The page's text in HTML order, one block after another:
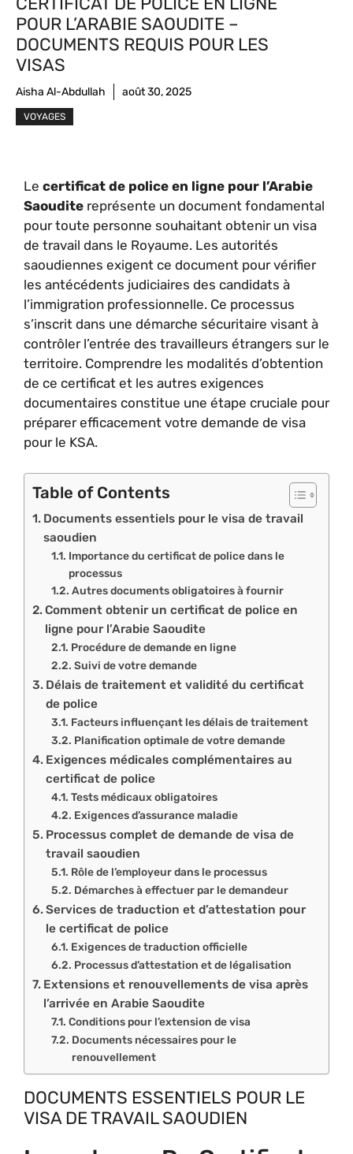
POUR L’ARABIE SAOUDITE –
DOCUMENTS REQUIS POUR LES
VISAS
Aisha Al-Abdullah août 30, 2025
VOYAGES
Le certificat de police en ligne pour l’Arabie
Saoudite représente un document fondamental
pour toute personne souhaitant obtenir un visa
de travail dans le Royaume. Les autorités
saoudiennes exigent ce document pour vérifier
les antécédents judiciaires des candidats à
l’immigration professionnelle. Ce processus
s’inscrit dans une démarche sécuritaire visant à
contrôler l’entrée des travailleurs étrangers sur le
territoire. Comprendre les modalités d’obtention
de ce certificat et les autres exigences
documentaires constitue une étape cruciale pour
préparer efficacement votre demande de visa
pour le KSA.
Table of Contents
Documents essentiels pour le visa de travail
saoudien
Importance du certificat de police dans le
processus
Autres documents obligatoires à fournir
Comment obtenir un certificat de police en
ligne pour l’Arabie Saoudite
Procédure de demande en ligne
Suivi de votre demande
Délais de traitement et validité du certificat
de police
Facteurs influençant les délais de traitement
Planification optimale de votre demande
Exigences médicales complémentaires au
certificat de police
Tests médicaux obligatoires
Exigences d’assurance maladie
Processus complet de demande de visa de
travail saoudien
Rôle de l’employeur dans le processus
Démarches à effectuer par le demandeur
Services de traduction et d’attestation pour
le certificat de police
Exigences de traduction officielle
Processus d’attestation et de légalisation
Extensions et renouvellements de visa après
l’arrivée en Arabie Saoudite
Conditions pour l’extension de visa
Documents nécessaires pour le
renouvellement
DOCUMENTS ESSENTIELS POUR LE
VISA DE TRAVAIL SAOUDIEN